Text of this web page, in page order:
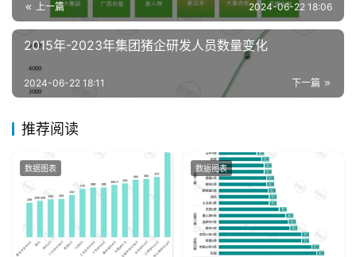
分
析
告
据
表
上一篇 2024-06-22 18:06
2015年-2023年集团猪企研发人员数量变化
下一篇
2024-06-22 18:11
推荐阅读
数据图表 数据图表